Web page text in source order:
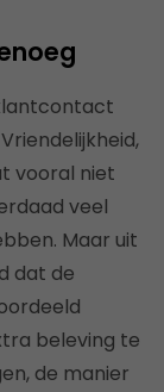
vooral niet
veel
Maar uit
dat de
beleving te
de manier